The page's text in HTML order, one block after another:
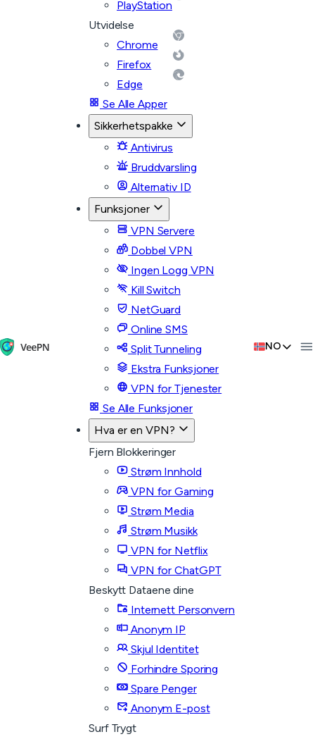
PlayStation
Utvidelse
Chrome
Firefox
Edge
Se Alle Apper
Sikkerhetspakke
Antivirus
Bruddvarsling
Alternativ ID
Funksjoner
VPN Servere
Dobbel VPN
Ingen Logg VPN
Kill Switch
NetGuard
Online SMS
Split Tunneling
Ekstra Funksjoner
VPN for Tjenester
Se Alle Funksjoner
Hva er en VPN?
Fjern Blokkeringer
Strøm Innhold
VPN for Gaming
Strøm Media
Strøm Musikk
VPN for Netflix
VPN for ChatGPT
Beskytt Dataene dine
Internett Personvern
Anonym IP
Skjul Identitet
Forhindre Sporing
Spare Penger
Anonym E-post
Surf Trygt
NO